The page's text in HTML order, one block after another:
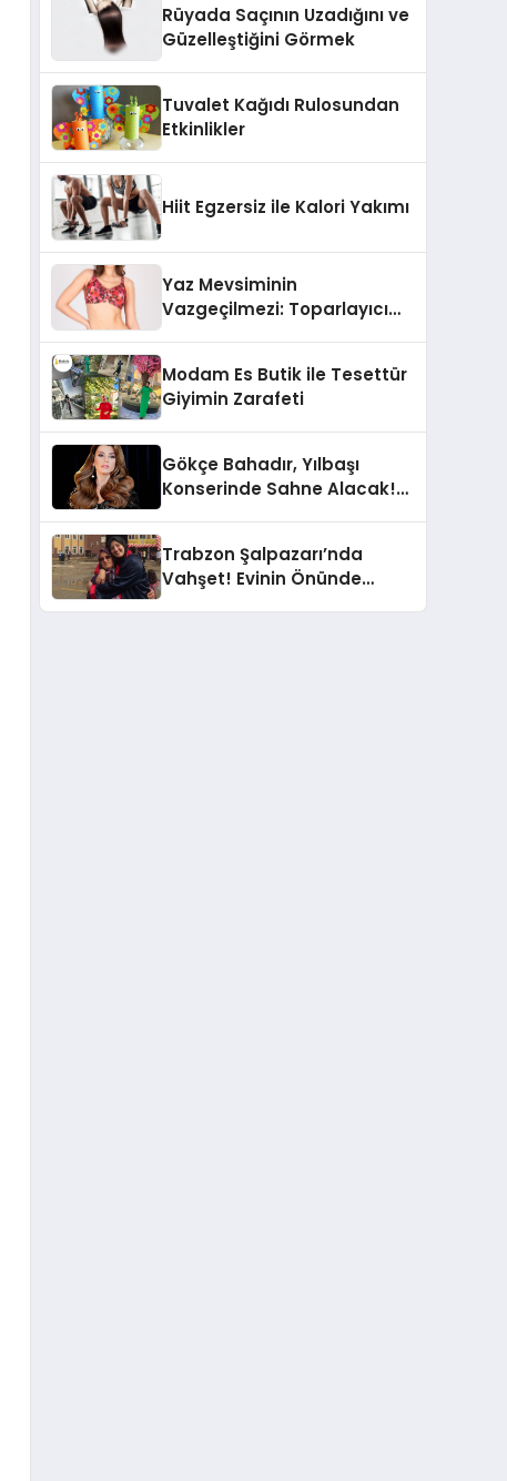
Rüyada Saçının Uzadığını ve
Güzelleştiğini Görmek
Tuvalet Kağıdı Rulosundan
Etkinlikler
Hiit Egzersiz ile Kalori Yakımı
Yaz Mevsiminin
Vazgeçilmezi: Toparlayıcı
Modam Es Butik ile Tesettür
Giyimin Zarafeti
Gökçe Bahadır, Yılbaşı
Konserinde Sahne Alacak!
Trabzon Şalpazarı’nda
Vahşet! Evinin Önünde